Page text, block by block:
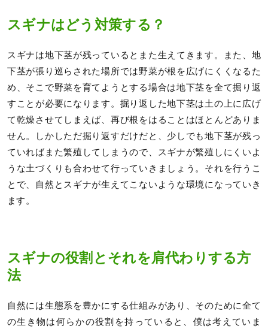
スギナはどう対策する？
スギナは地下茎が残っているとまた生えてきます。また、地
下茎が張り巡らされた場所では野菜が根を広げにくくなるた
め、そこで野菜を育てようとする場合は地下茎を全て掘り返
すことが必要になります。掘り返した地下茎は土の上に広げ
て乾燥させてしまえば、再び根をはることはほとんどありま
せん。しかしただ掘り返すだけだと、少しでも地下茎が残っ
ていればまた繁殖してしまうので、スギナが繁殖しにくいよ
うな土づくりも合わせて行っていきましょう。それを行うこ
とで、自然とスギナが生えてこないような環境になっていき
ます。
スギナの役割とそれを肩代わりする方
法
自然には生態系を豊かにする仕組みがあり、そのために全て
の生き物は何らかの役割を持っていると、僕は考えていま